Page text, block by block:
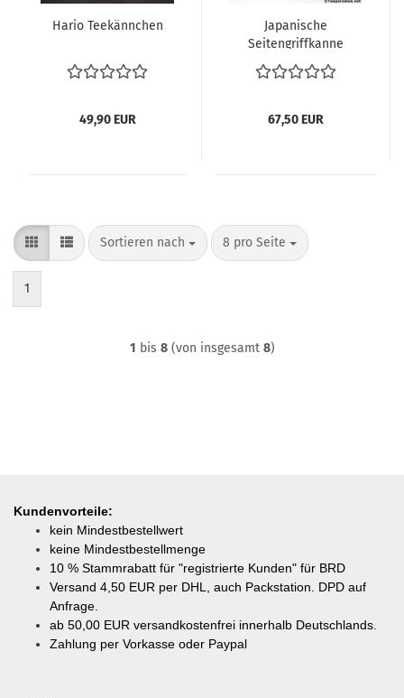
Hario Teekännchen
49,90 EUR
Japanische
Seitengriffkanne
(Kyusu) 360 ml.
67,50 EUR
Sortieren nach
Sortieren nach 8 pro Seite
pro Seite
1
1 bis 8(von insgesamt 8)
Kundenvorteile:
kein Mindestbestellwert
keine Mindestbestellmenge
10 % Stammrabatt für "registrierte Kunden" für BRD
Versand 4,50 EUR per DHL, auch Packstation. DPD auf
Anfrage.
ab 50,00 EUR versandkostenfrei innerhalb Deutschlands.
Zahlung per Vorkasse oder Paypal